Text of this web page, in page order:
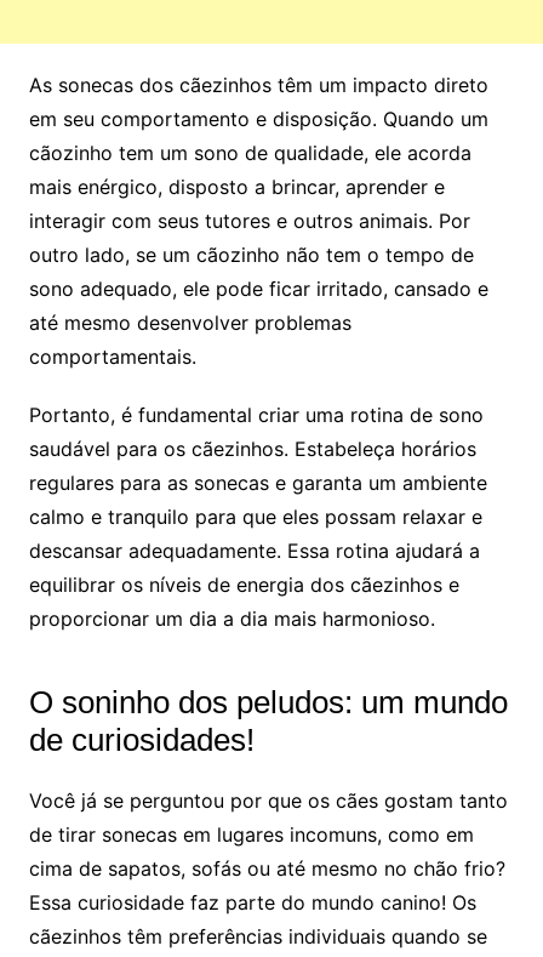
As sonecas dos cãezinhos têm um impacto direto
em seu comportamento e disposição. Quando um
cãozinho tem um sono de qualidade, ele acorda
mais enérgico, disposto a brincar, aprender e
interagir com seus tutores e outros animais. Por
outro lado, se um cãozinho não tem o tempo de
sono adequado, ele pode ficar irritado, cansado e
até mesmo desenvolver problemas
comportamentais.
Portanto, é fundamental criar uma rotina de sono
saudável para os cãezinhos. Estabeleça horários
regulares para as sonecas e garanta um ambiente
calmo e tranquilo para que eles possam relaxar e
descansar adequadamente. Essa rotina ajudará a
equilibrar os níveis de energia dos cãezinhos e
proporcionar um dia a dia mais harmonioso.
O soninho dos peludos: um mundo
de curiosidades!
Você já se perguntou por que os cães gostam tanto
de tirar sonecas em lugares incomuns, como em
cima de sapatos, sofás ou até mesmo no chão frio?
Essa curiosidade faz parte do mundo canino! Os
cãezinhos têm preferências individuais quando se